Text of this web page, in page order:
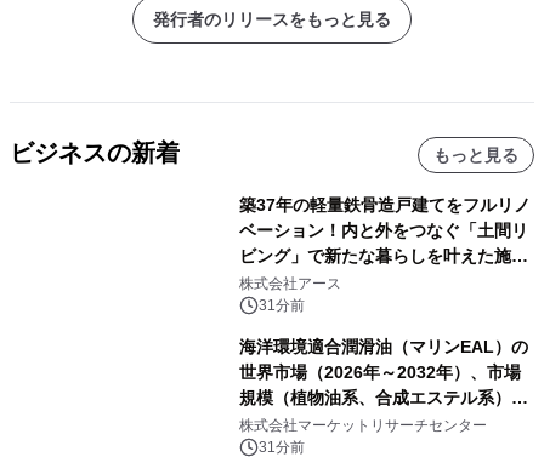
発行者のリリースをもっと見る
ビジネスの新着 もっと見る
築37年の軽量鉄骨造戸建てをフルリノ
ベーション！内と外をつなぐ「土間リ
ビング」で新たな暮らしを叶えた施工
事例を株式会社アースが公開
株式会社アース
31分前
海洋環境適合潤滑油（マリンEAL）の
世界市場（2026年～2032年）、市場
規模（植物油系、合成エステル系）・
分析レポートを発表
株式会社マーケットリサーチセンター
31分前